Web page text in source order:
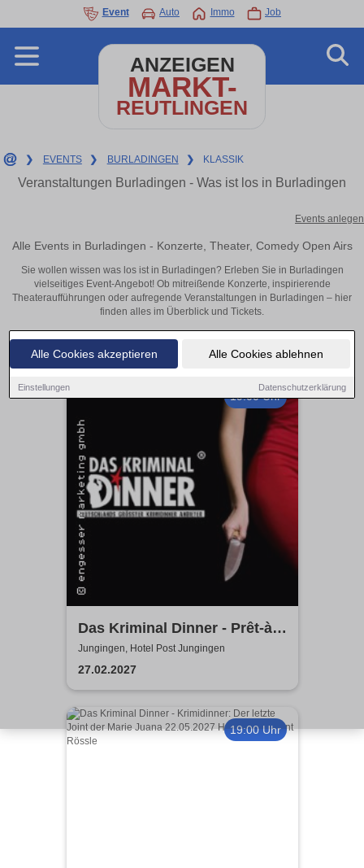
Alle Cookies akzeptieren Alle Cookies ablehnen
Einstellungen Datenschutzerklärung
Event Auto Immo Job
ANZEIGEN
MARKT-
REUTLINGEN
❯ EVENTS ❯ BURLADINGEN ❯ KLASSIK
Veranstaltungen Burladingen - Was ist los in Burladingen
Events anlegen
Alle Events in Burladingen - Konzerte, Theater, Comedy Open Airs
Sie wollen wissen was los ist in Burladingen? Erleben Sie in Burladingen
vielseitiges Event-Angebot! Ob mitreißende Konzerte, inspirierende
Theateraufführungen oder aufregende Veranstaltungen in Burladingen – hier
finden alles im Überblick und Tickets.
19:00 Uhr
Das Kriminal Dinner - Prêt-à-
morter - Der letzte Schrei
Jungingen, Hotel Post Jungingen
27.02.2027
19:00 Uhr